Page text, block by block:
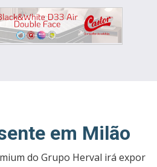
DESIGN & DECORAÇÃO
em Milão
do Grupo Herval irá expor